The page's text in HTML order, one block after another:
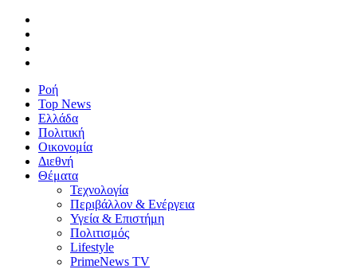
Ροή
Top News
Ελλάδα
Πολιτική
Οικονομία
Διεθνή
Θέματα
Τεχνολογία
Περιβάλλον & Ενέργεια
Υγεία & Επιστήμη
Πολιτισμός
Lifestyle
PrimeNews TV